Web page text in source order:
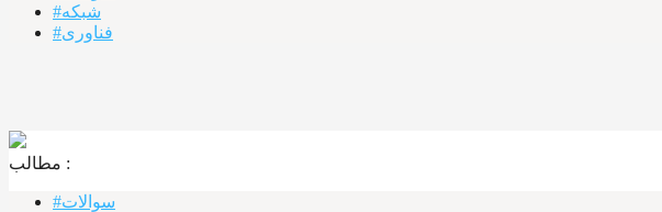
#شبکه
#فناوری
مطالب :‌ ‌‌
#سوالات